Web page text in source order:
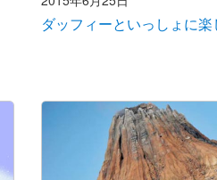
ダッフィーといっしょに